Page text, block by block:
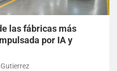
las fábricas más
por IA y